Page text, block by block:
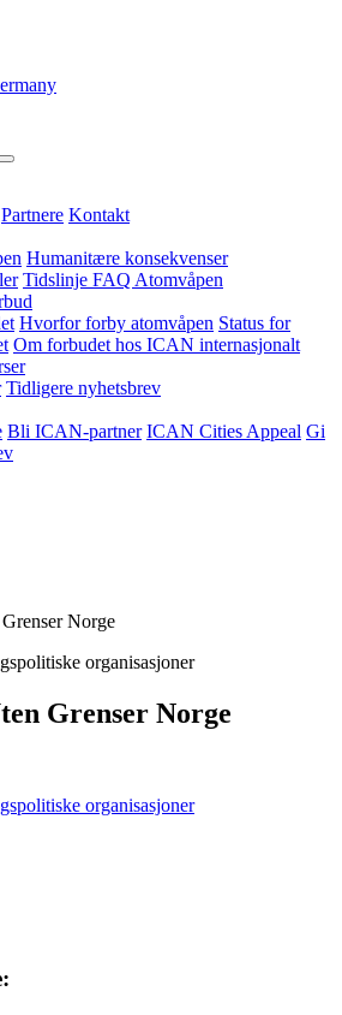
Partnere Kontakt
Humanitære konsekvenser
Tidslinje FAQ Atomvåpen
Hvorfor forby atomvåpen Status for
Om forbudet hos ICAN internasjonalt
Tidligere nyhetsbrev
Bli ICAN-partner ICAN Cities Appeal Gi
Norge
organisasjoner
Grenser Norge
organisasjoner